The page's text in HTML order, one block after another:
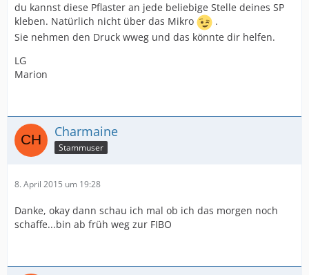
du kannst diese Pflaster an jede beliebige Stelle deines SP
kleben. Natürlich nicht über das Mikro
.
Sie nehmen den Druck wweg und das könnte dir helfen.
LG
Marion
Charmaine
Stammuser
8. April 2015 um 19:28
Danke, okay dann schau ich mal ob ich das morgen noch
schaffe...bin ab früh weg zur FIBO